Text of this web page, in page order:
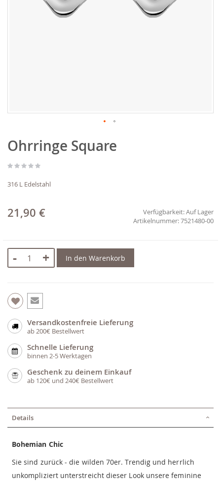
Anfang
der
springen
Ohrringe Square
316 L Edelstahl
21,90 € Verfügbarkeit:Auf Lager
7521480-00
- + In den Warenkorb
Versandkostenfreie Lieferung
ab 200€ Bestellwert
Schnelle Lieferung
binnen 2-5 Werktagen
Geschenk zu deinem Einkauf
ab 120€ und 240€ Bestellwert
Details
Bohemian Chic
Sie sind zurück - die wilden 70er. Trendig und herrlich
unkompliziert unterstreicht dieser Look unsere feminine